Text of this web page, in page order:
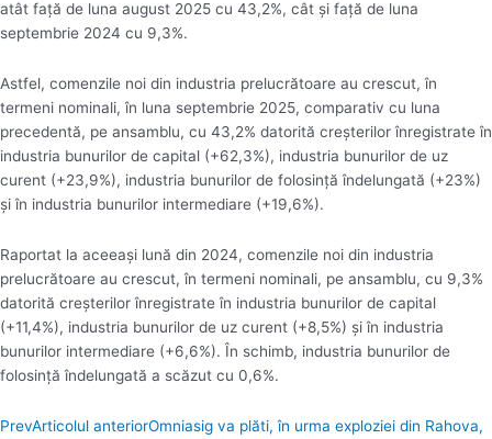
atât faţă de luna august 2025 cu 43,2%, cât şi faţă de luna
septembrie 2024 cu 9,3%.
Astfel, comenzile noi din industria prelucrătoare au crescut, în
termeni nominali, în luna septembrie 2025, comparativ cu luna
precedentă, pe ansamblu, cu 43,2% datorită creşterilor înregistrate în
industria bunurilor de capital (+62,3%), industria bunurilor de uz
curent (+23,9%), industria bunurilor de folosinţă îndelungată (+23%)
şi în industria bunurilor intermediare (+19,6%).
Raportat la aceeaşi lună din 2024, comenzile noi din industria
prelucrătoare au crescut, în termeni nominali, pe ansamblu, cu 9,3%
datorită creşterilor înregistrate în industria bunurilor de capital
(+11,4%), industria bunurilor de uz curent (+8,5%) şi în industria
bunurilor intermediare (+6,6%). În schimb, industria bunurilor de
folosinţă îndelungată a scăzut cu 0,6%.
PrevArticolul anteriorOmniasig va plăti, în urma exploziei din Rahova,